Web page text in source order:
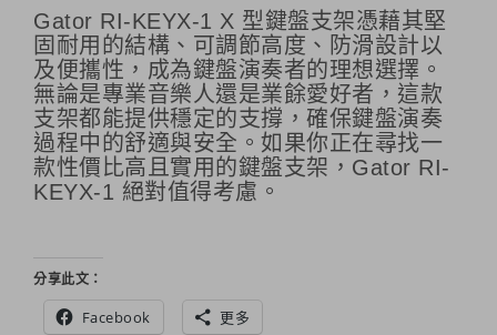
Gator RI-KEYX-1 X 型鍵盤支架憑藉其堅
固耐用的結構、可調節高度、防滑設計以
及便攜性，成為鍵盤演奏者的理想選擇。
無論是專業音樂人還是業餘愛好者，這款
支架都能提供穩定的支撐，確保鍵盤演奏
過程中的舒適與安全。如果你正在尋找一
款性價比高且實用的鍵盤支架，Gator RI-
KEYX-1 絕對值得考慮。
分享此文：
Facebook 更多